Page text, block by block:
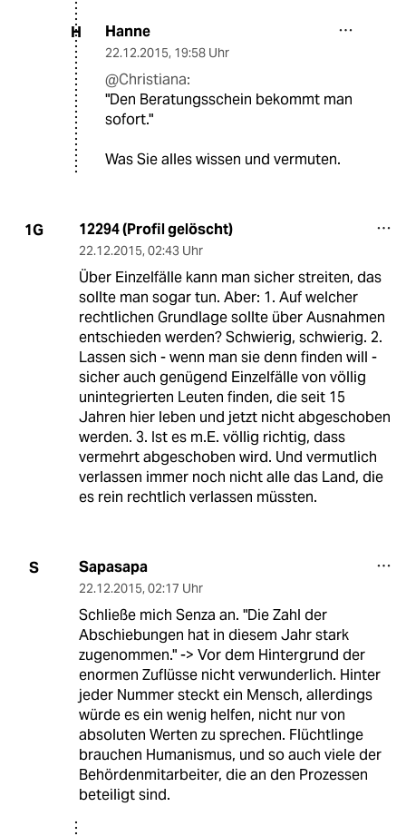
H Hanne
22.12.2015, 19:58 Uhr
@Christiana:
"Den Beratungsschein bekommt man
sofort."
Was Sie alles wissen und vermuten.
1G 12294 (Profil gelöscht)
22.12.2015, 02:43 Uhr
Über Einzelfälle kann man sicher streiten, das
sollte man sogar tun. Aber: 1. Auf welcher
rechtlichen Grundlage sollte über Ausnahmen
entschieden werden? Schwierig, schwierig. 2.
Lassen sich - wenn man sie denn finden will -
sicher auch genügend Einzelfälle von völlig
unintegrierten Leuten finden, die seit 15
Jahren hier leben und jetzt nicht abgeschoben
werden. 3. Ist es m.E. völlig richtig, dass
vermehrt abgeschoben wird. Und vermutlich
verlassen immer noch nicht alle das Land, die
es rein rechtlich verlassen müssten.
S Sapasapa
22.12.2015, 02:17 Uhr
Schließe mich Senza an. "Die Zahl der
Abschiebungen hat in diesem Jahr stark
zugenommen." -> Vor dem Hintergrund der
enormen Zuflüsse nicht verwunderlich. Hinter
jeder Nummer steckt ein Mensch, allerdings
würde es ein wenig helfen, nicht nur von
absoluten Werten zu sprechen. Flüchtlinge
brauchen Humanismus, und so auch viele der
Behördenmitarbeiter, die an den Prozessen
beteiligt sind.